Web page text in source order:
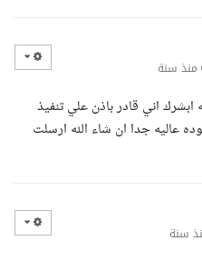
منذ سنة
اني قادر باذن علي تنفيذ
عاليه جدا ان شاء الله ارسلت
سنة